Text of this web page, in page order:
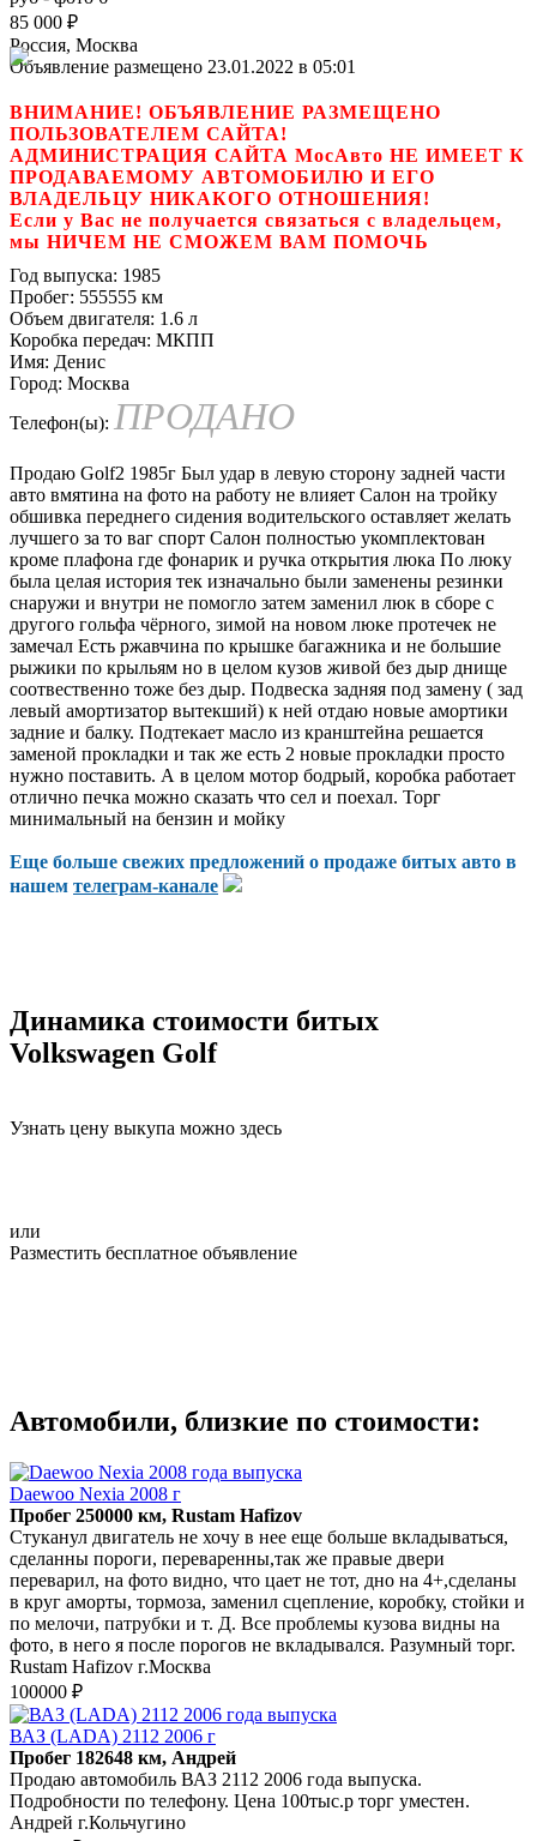
85 000 ₽
Россия, Москва
Объявление размещено 23.01.2022 в 05:01
ВНИМАНИЕ! ОБЪЯВЛЕНИЕ РАЗМЕЩЕНО
ПОЛЬЗОВАТЕЛЕМ САЙТА!
АДМИНИСТРАЦИЯ САЙТА МосАвто НЕ ИМЕЕТ К
ПРОДАВАЕМОМУ АВТОМОБИЛЮ И ЕГО
ВЛАДЕЛЬЦУ НИКАКОГО ОТНОШЕНИЯ!
Если у Вас не получается связаться с владельцем,
мы НИЧЕМ НЕ СМОЖЕМ ВАМ ПОМОЧЬ
Год выпуска: 1985
Пробег: 555555 км
Объем двигателя: 1.6 л
Коробка передач: МКПП
Имя: Денис
Город: Москва
Телефон(ы): ПРОДАНО
Продаю Golf2 1985г Был удар в левую сторону задней части
авто вмятина на фото на работу не влияет Салон на тройку
обшивка переднего сидения водительского оставляет желать
лучшего за то ваг спорт Салон полностью укомплектован
кроме плафона где фонарик и ручка открытия люка По люку
была целая история тек изначально были заменены резинки
снаружи и внутри не помогло затем заменил люк в сборе с
другого гольфа чёрного, зимой на новом люке протечек не
замечал Есть ржавчина по крышке багажника и не большие
рыжики по крыльям но в целом кузов живой без дыр днище
соотвественно тоже без дыр. Подвеска задняя под замену ( зад
левый амортизатор вытекший) к ней отдаю новые амортики
задние и балку. Подтекает масло из кранштейна решается
заменой прокладки и так же есть 2 новые прокладки просто
нужно поставить. А в целом мотор бодрый, коробка работает
отлично печка можно сказать что сел и поехал. Торг
минимальный на бензин и мойку
Еще больше свежих предложений о продаже битых авто в
нашем телеграм-канале
Динамика стоимости битых
Volkswagen Golf
Узнать цену выкупа можно здесь
или
Разместить бесплатное объявление
Автомобили, близкие по стоимости:
Daewoo Nexia 2008 г
Пробег 250000 км, Rustam Hafizov
Стуканул двигатель не хочу в нее еще больше вкладываться,
сделанны пороги, переваренны,так же правые двери
переварил, на фото видно, что цает не тот, дно на 4+,сделаны
в круг аморты, тормоза, заменил сцепление, коробку, стойки и
по мелочи, патрубки и т. Д. Все проблемы кузова видны на
фото, в него я после порогов не вкладывался. Разумный торг.
Rustam Hafizov г.Москва
100000 ₽
ВАЗ (LADA) 2112 2006 г
Пробег 182648 км, Андрей
Продаю автомобиль ВАЗ 2112 2006 года выпуска.
Подробности по телефону. Цена 100тыс.р торг уместен.
Андрей г.Кольчугино